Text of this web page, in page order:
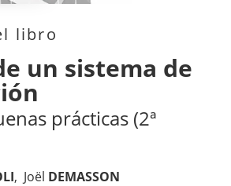
libro
un sistema de
prácticas (2ª
Joël DEMASSON